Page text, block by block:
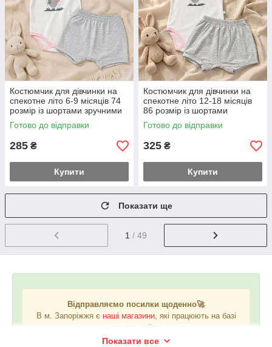
Костюмчик для дівчинки на
спекотне літо 6-9 місяців 74
розмір із шортами зручними
під памперс
Готово до відправки
285 ₴
Купити
Костюмчик для дівчинки на
спекотне літо 12-18 місяців
86 розмір із шортами
зручними під памперс
Готово до відправки
325 ₴
Купити
Показати ще
1 / 49
Відправляємо посилки щоденно🚀
В м. Запоріжжя є наші магазини, які працюють на базі
нашого сайту:
❤️вул. Новокузнецька, 5 (Південний мкрн)
Показати все